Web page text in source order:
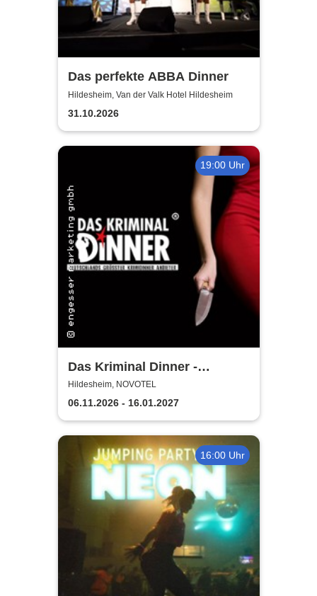
Das perfekte ABBA Dinner
Hildesheim, Van der Valk Hotel Hildesheim
31.10.2026
19:00 Uhr
Das Kriminal Dinner -
Testament à la Carte
Hildesheim, NOVOTEL
06.11.2026 - 16.01.2027
16:00 Uhr